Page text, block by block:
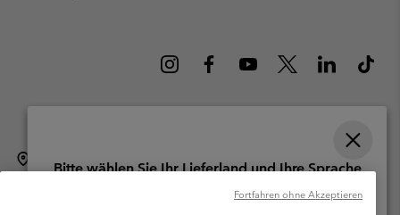
Schweiz (Deutsch) English › français › italiano ›
Columbia Sportswear Company. Avenue des Morgines, 12 1213
Petit-Lancy Switzerland. Alle Rechte vorbehalten.
Fortfahren ohne Akzeptieren
Bitte wählen Sie Ihr Lieferland und Ihre Sprache
Online-Einkauf verfügbar